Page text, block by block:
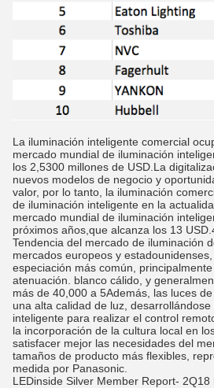
La iluminación inteligente comercial
mercado mundial de iluminación
los 2,5300 millones de USD.La
nuevos modelos de negocio y
valor, por lo tanto, la iluminación
de iluminación inteligente en la
mercado mundial de iluminación
próximos años,que alcanza los 13
Tendencia del mercado de iluminación
mercados europeos y
especiación más común,
atenuación. blanco cálido, y
más de 40,000 a 5Además, las luces
una alta calidad de luz,
inteligente para realizar el control
la incorporación de la cultura local en
satisfacer mejor las necesidades del
tamaños de producto más flexibles,
medida por Panasonic.
LEDinside Silver Member Report-